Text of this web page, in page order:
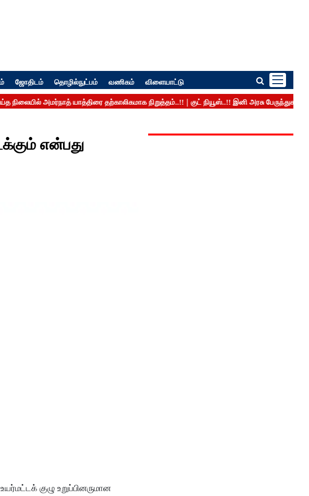
ஜோதிடம் தொழில்நுட்பம் வணிகம் விளையாட்டு
என்பது
குழு உறுப்பினருமான